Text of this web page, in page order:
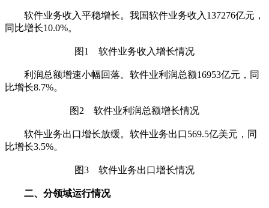
软件业务收入平稳增长。我国软件业务收入137276亿元，
同比增长10.0%。
图1 软件业务收入增长情况
利润总额增速小幅回落。软件业利润总额16953亿元，同
比增长8.7%。
图2 软件业利润总额增长情况
软件业务出口增长放缓。软件业务出口569.5亿美元，同
比增长3.5%。
图3 软件业务出口增长情况
二、分领域运行情况